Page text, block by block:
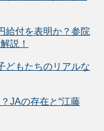
給付を表明か？参院
説！
どもたちのリアルな
JAの存在と“江藤